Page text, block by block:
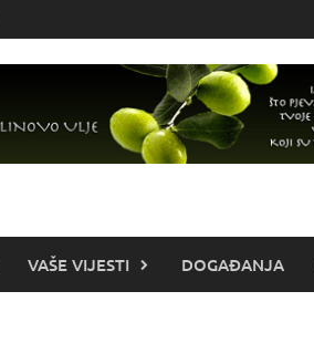
VAŠE VIJESTI DOGAĐANJA